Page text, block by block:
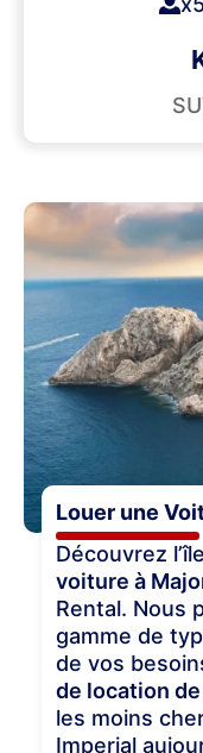
Louer une
Découvrez
voiture à
Rental. Nous
gamme de
de vos
de location
les moins
Imperial